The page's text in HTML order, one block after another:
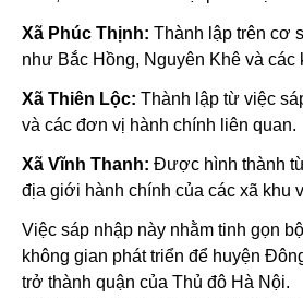
Xã Phúc Thịnh: Thành lập trên cơ
như Bắc Hồng, Nguyên Khê và các
Xã Thiên Lộc: Thành lập từ việc
và các đơn vị hành chính liên quan.
Xã Vĩnh Thanh: Được hình thành
địa giới hành chính của các xã khu
Việc sáp nhập này nhằm tinh gọn
không gian phát triển để huyện
trở thành quận của Thủ đô Hà Nội.